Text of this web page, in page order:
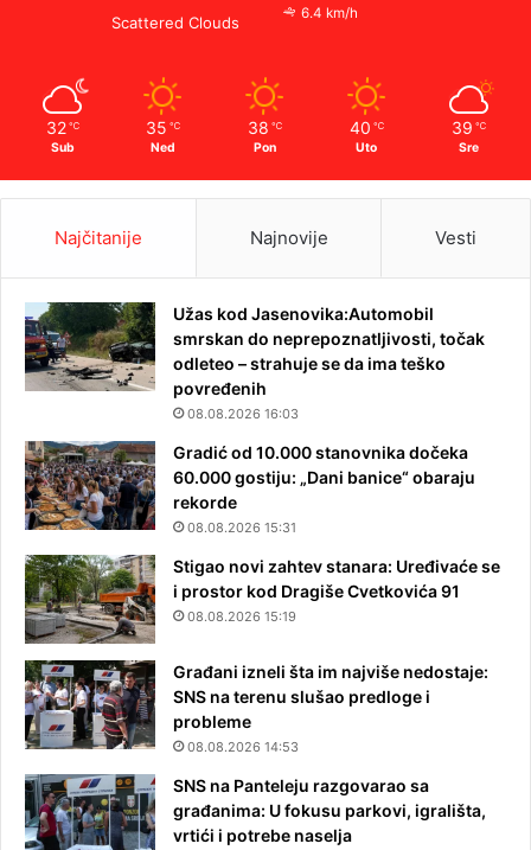
Scattered Clouds
6.4 km/h
32 ℃
Sub
35 ℃
Ned
38 ℃
Pon
40 ℃
Uto
39 ℃
Sre
Najčitanije Najnovije Vesti
Užas kod Jasenovika:Automobil
smrskan do neprepoznatljivosti, točak
odleteo – strahuje se da ima teško
povređenih
08.08.2026 16:03
Gradić od 10.000 stanovnika dočeka
60.000 gostiju: „Dani banice“ obaraju
rekorde
08.08.2026 15:31
Stigao novi zahtev stanara: Uređivaće se
i prostor kod Dragiše Cvetkovića 91
08.08.2026 15:19
Građani izneli šta im najviše nedostaje:
SNS na terenu slušao predloge i
probleme
08.08.2026 14:53
SNS na Panteleju razgovarao sa
građanima: U fokusu parkovi, igrališta,
vrtići i potrebe naselja